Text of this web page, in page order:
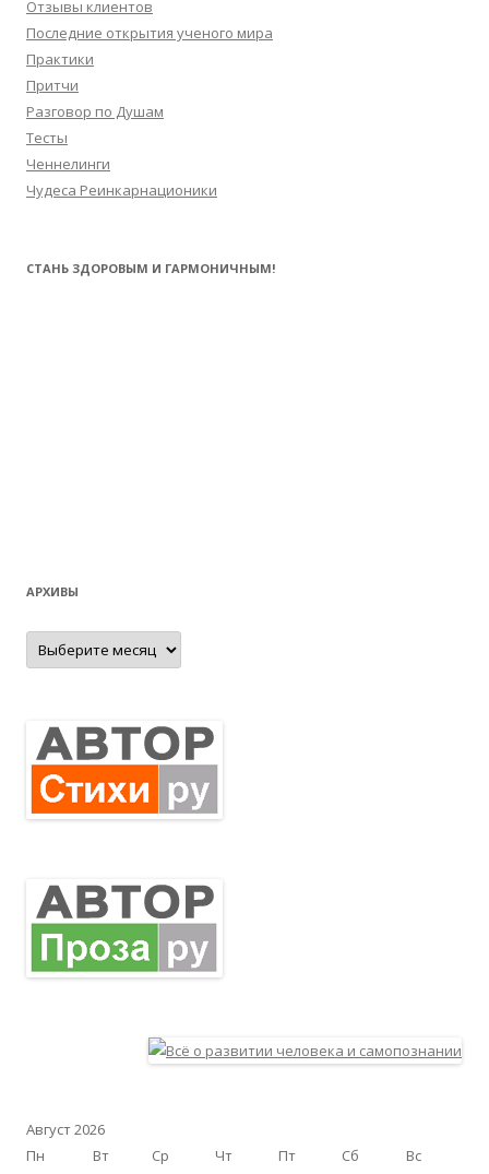
Отзывы клиентов
Последние открытия ученого мира
Практики
Притчи
Разговор по Душам
Тесты
Ченнелинги
Чудеса Реинкарнационики
СТАНЬ ЗДОРОВЫМ И ГАРМОНИЧНЫМ!
АРХИВЫ
Архивы
Август 2026
Пн
Вт Ср Чт Пт Сб
Вс